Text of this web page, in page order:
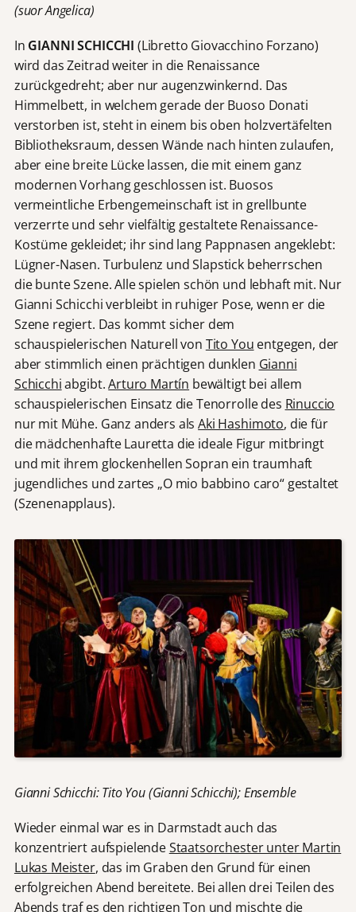
(suor Angelica)
In GIANNI SCHICCHI (Libretto Giovacchino Forzano)
wird das Zeitrad weiter in die Renaissance
zurückgedreht; aber nur augenzwinkernd. Das
Himmelbett, in welchem gerade der Buoso Donati
verstorben ist, steht in einem bis oben holzvertäfelten
Bibliotheksraum, dessen Wände nach hinten zulaufen,
aber eine breite Lücke lassen, die mit einem ganz
modernen Vorhang geschlossen ist. Buosos
vermeintliche Erbengemeinschaft ist in grellbunte
verzerrte und sehr vielfältig gestaltete Renaissance-
Kostüme gekleidet; ihr sind lang Pappnasen angeklebt:
Lügner-Nasen. Turbulenz und Slapstick beherrschen
die bunte Szene. Alle spielen schön und lebhaft mit. Nur
Gianni Schicchi verbleibt in ruhiger Pose, wenn er die
Szene regiert. Das kommt sicher dem
schauspielerischen Naturell von Tito You entgegen, der
aber stimmlich einen prächtigen dunklen Gianni
Schicchiabgibt.Arturo Martín bewältigt bei allem
schauspielerischen Einsatz die Tenorrolle des Rinuccio
nur mit Mühe. Ganz anders alsAki Hashimoto, die für
die mädchenhafte Lauretta die ideale Figur mitbringt
und mit ihrem glockenhellen Sopran ein traumhaft
jugendliches und zartes „O mio babbino caro“ gestaltet
(Szenenapplaus).
Gianni Schicchi: Tito You (Gianni Schicchi); Ensemble
Wieder einmal war es in Darmstadt auch das
konzentriert aufspielendeStaatsorchester unter Martin
Lukas Meister, das im Graben den Grund für einen
erfolgreichen Abend bereitete. Bei allen drei Teilen des
Abends traf es den richtigen Ton und mischte die